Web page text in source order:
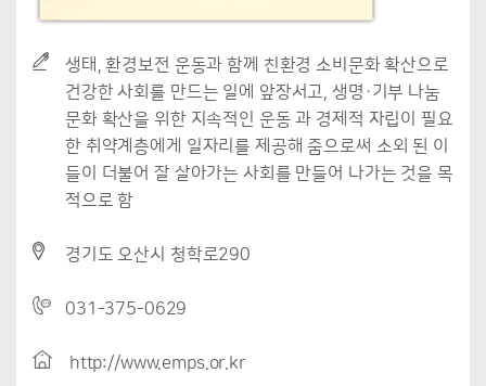
생태, 환경보전 운동과 함께 친환경 소비문화 확산으로
건강한 사회를 만드는 일에 앞장서고, 생명·기부 나눔
문화 확산을 위한 지속적인 운동 과 경제적 자립이 필요
한 취약계층에게 일자리를 제공해 줌으로써 소외 된 이
들이 더불어 잘 살아가는 사회를 만들어 나가는 것을 목
적으로 함
경기도 오산시 청학로290
031-375-0629
http://www.emps.or.kr